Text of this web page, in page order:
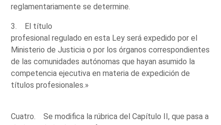
reglamentariamente se determine.
3. El título
profesional regulado en esta Ley será expedido por el
Ministerio de Justicia o por los órganos correspondientes
de las comunidades autónomas que hayan asumido la
competencia ejecutiva en materia de expedición de
títulos profesionales.»
Cuatro. Se modifica la rúbrica del Capítulo II, que pasa a